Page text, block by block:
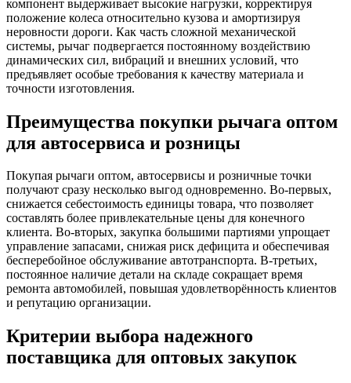
компонент выдерживает высокие нагрузки, корректируя
положение колеса относительно кузова и амортизируя
неровности дороги. Как часть сложной механической
системы, рычаг подвергается постоянному воздействию
динамических сил, вибраций и внешних условий, что
предъявляет особые требования к качеству материала и
точности изготовления.
Преимущества покупки рычага оптом
для автосервиса и розницы
Покупая рычаги оптом, автосервисы и розничные точки
получают сразу несколько выгод одновременно. Во-первых,
снижается себестоимость единицы товара, что позволяет
составлять более привлекательные цены для конечного
клиента. Во-вторых, закупка большими партиями упрощает
управление запасами, снижая риск дефицита и обеспечивая
бесперебойное обслуживание автотранспорта. В-третьих,
постоянное наличие детали на складе сокращает время
ремонта автомобилей, повышая удовлетворённость клиентов
и репутацию организации.
Критерии выбора надежного
поставщика для оптовых закупок